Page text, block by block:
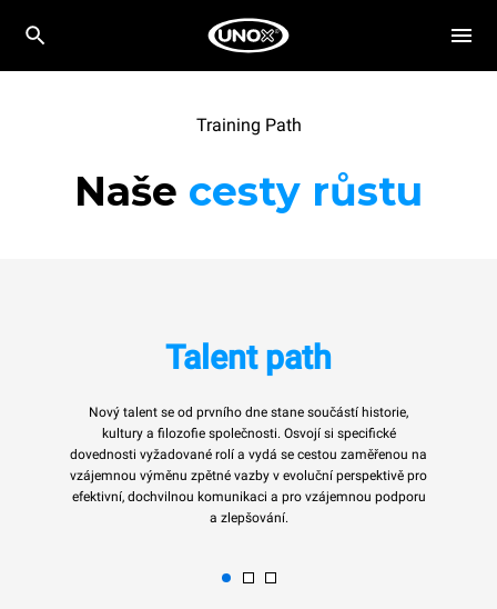
Training Path
Naše cesty růstu
Talent path
Nový talent se od prvního dne stane součástí historie,
kultury a filozofie společnosti. Osvojí si specifické
dovednosti vyžadované rolí a vydá se cestou zaměřenou na
vzájemnou výměnu zpětné vazby v evoluční perspektivě pro
efektivní, dochvilnou komunikaci a pro vzájemnou podporu
a zlepšování.